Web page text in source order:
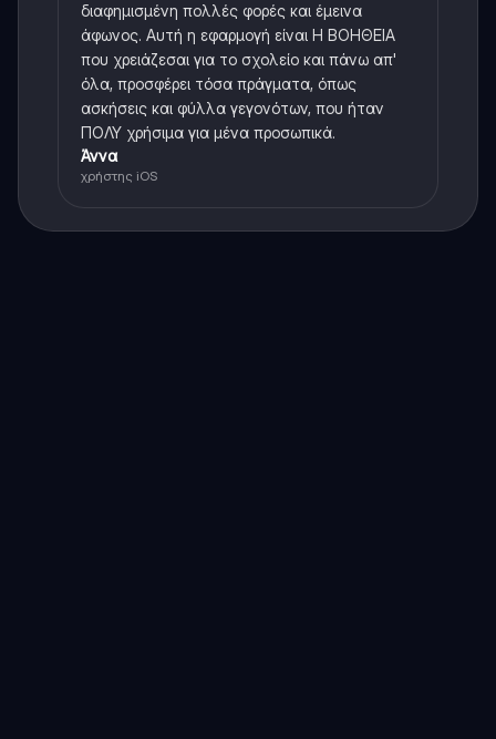
διαφημισμένη πολλές φορές και έμεινα
άφωνος. Αυτή η εφαρμογή είναι Η ΒΟΗΘΕΙΑ
που χρειάζεσαι για το σχολείο και πάνω απ'
όλα, προσφέρει τόσα πράγματα, όπως
ασκήσεις και φύλλα γεγονότων, που ήταν
ΠΟΛΥ χρήσιμα για μένα προσωπικά.
Άννα
χρήστης iOS